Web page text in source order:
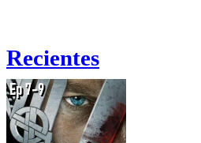
Recientes